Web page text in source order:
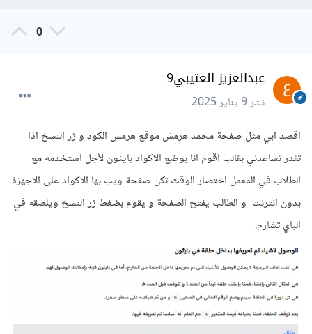
0
عبدالعزيز العتيبي9
نشر9 يناير 2025
اقصد ابي مثل صفحة محمد هرمش موقع هرمش الكود و زر النسخ اذا
تقدر تساعدني بقالب اقوم انا بوضع الاكواد بايثون لأجل استخدمه مع
الطلاب في المعمل اختصار الوقت تكن صفحة ويب بها الاكواد على الاجهزة
بدون انترنت و الطالب يفتح الصفحة و يقوم بضغط زر النسخ ويلصقه في
الباي تشارم.